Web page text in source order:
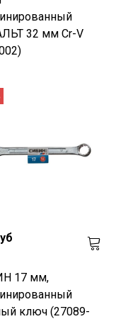
32 мм Cr-V
17 мм,
ключ (27089-